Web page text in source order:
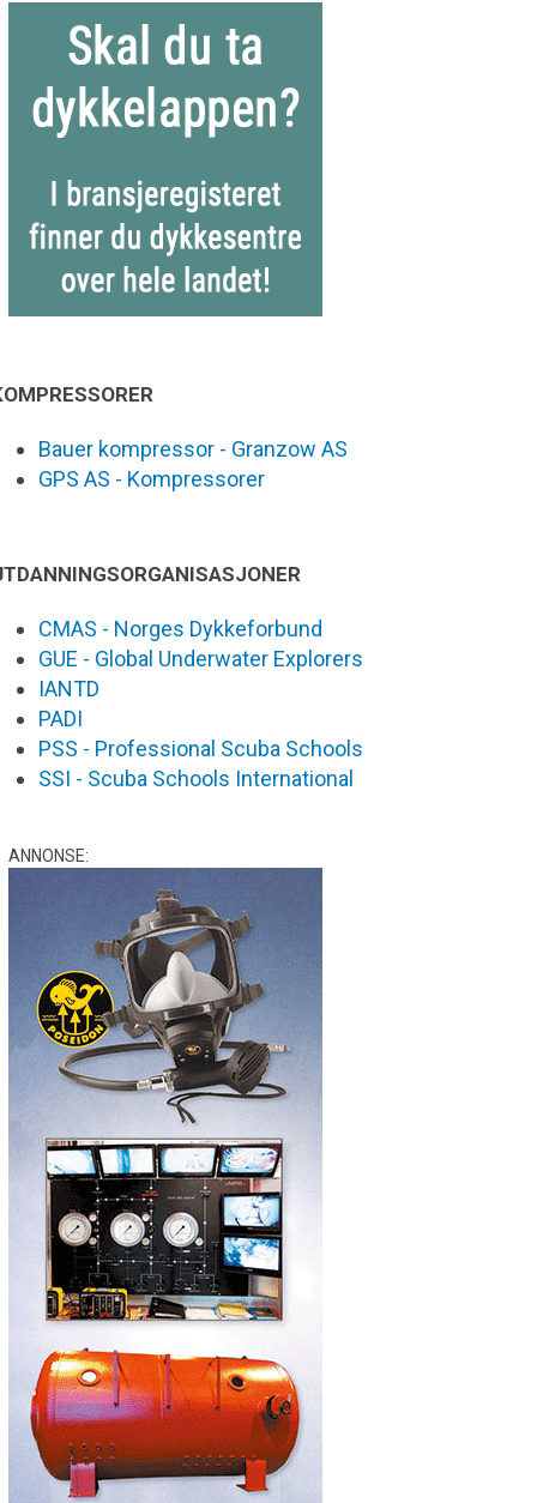
Bauer kompressor - Granzow AS
GPS AS - Kompressorer
CMAS - Norges Dykkeforbund
GUE - Global Underwater Explorers
IANTD
PADI
PSS - Professional Scuba Schools
SSI - Scuba Schools International
ANNONSE: